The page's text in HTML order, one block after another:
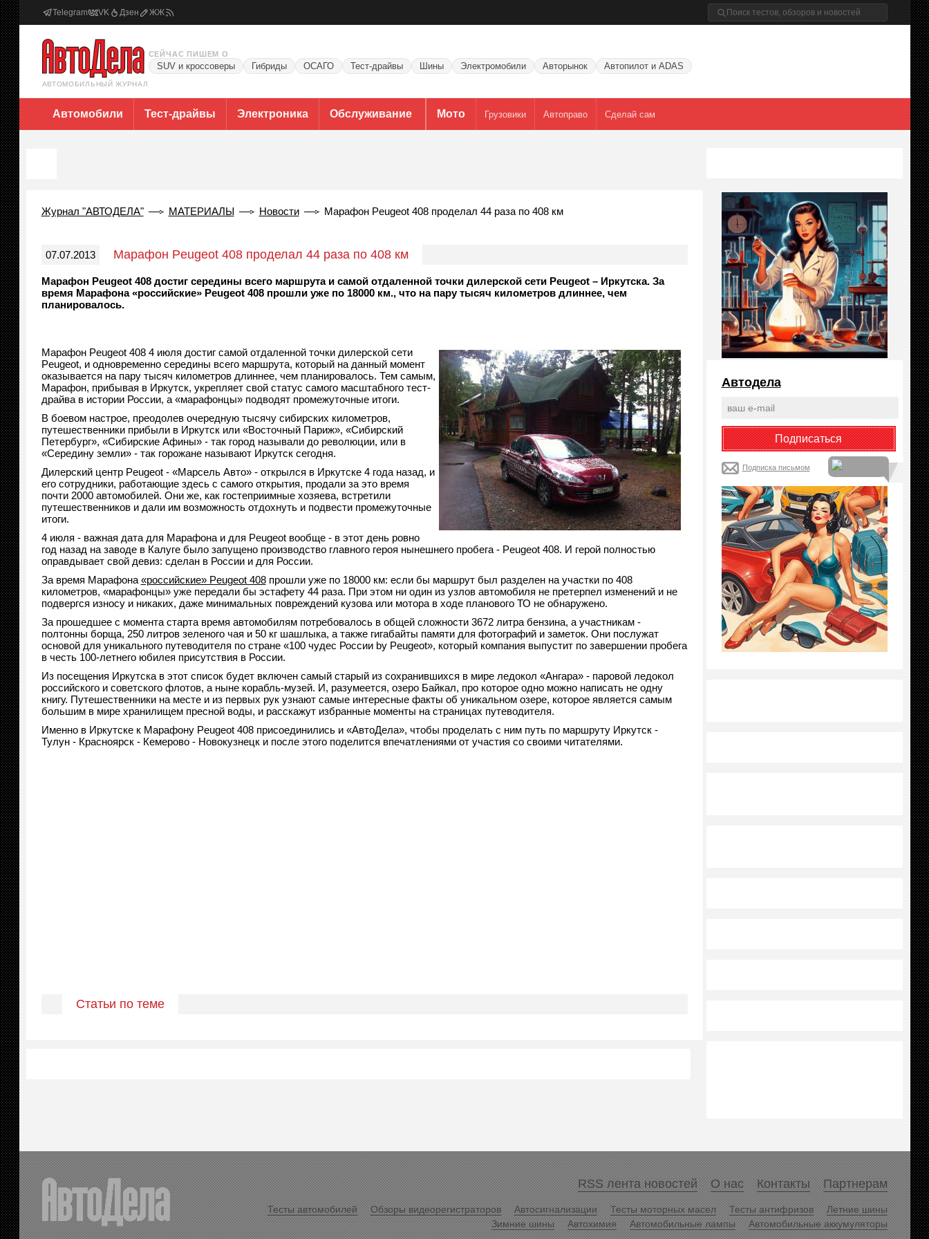
Telegram VK Дзен ЖЖ
АВТОМОБИЛЬНЫЙ ЖУРНАЛ
СЕЙЧАС ПИШЕМ О
SUV и кроссоверы Гибриды ОСАГО Тест-драйвы Шины Электромобили Авторынок Автопилот и ADAS
Автомобили Тест-драйвы Электроника Обслуживание Мото Грузовики Автоправо Сделай сам
Журнал "АВТОДЕЛА" МАТЕРИАЛЫ Новости Марафон Peugeot 408 проделал 44 раза по 408 км
07.07.2013 Марафон Peugeot 408 проделал 44 раза по 408 км
Марафон Peugeot 408 достиг середины всего маршрута и самой отдаленной точки дилерской сети Peugeot – Иркутска. За
время Марафона «российские» Peugeot 408 прошли уже по 18000 км., что на пару тысяч километров длиннее, чем
планировалось.
Марафон Peugeot 408 4 июля достиг самой отдаленной точки дилерской сети
Peugeot, и одновременно середины всего маршрута, который на данный момент
оказывается на пару тысяч километров длиннее, чем планировалось. Тем самым,
Марафон, прибывая в Иркутск, укрепляет свой статус самого масштабного тест-
драйва в истории России, а «марафонцы» подводят промежуточные итоги.
В боевом настрое, преодолев очередную тысячу сибирских километров,
путешественники прибыли в Иркутск или «Восточный Париж», «Сибирский
Петербург», «Сибирские Афины» - так город называли до революции, или в
«Середину земли» - так горожане называют Иркутск сегодня.
Дилерский центр Peugeot - «Марсель Авто» - открылся в Иркутске 4 года назад, и
его сотрудники, работающие здесь с самого открытия, продали за это время
почти 2000 автомобилей. Они же, как гостеприимные хозяева, встретили
путешественников и дали им возможность отдохнуть и подвести промежуточные
итоги.
4 июля - важная дата для Марафона и для Peugeot вообще - в этот день ровно
год назад на заводе в Калуге было запущено производство главного героя нынешнего пробега - Peugeot 408. И герой полностью
оправдывает свой девиз: сделан в России и для России.
За время Марафона «российские» Peugeot 408прошли уже по 18000 км: если бы маршрут был разделен на участки по 408
километров, «марафонцы» уже передали бы эстафету 44 раза. При этом ни один из узлов автомобиля не претерпел изменений и не
подвергся износу и никаких, даже минимальных повреждений кузова или мотора в ходе планового ТО не обнаружено.
За прошедшее с момента старта время автомобилям потребовалось в общей сложности 3672 литра бензина, а участникам -
полтонны борща, 250 литров зеленого чая и 50 кг шашлыка, а также гигабайты памяти для фотографий и заметок. Они послужат
основой для уникального путеводителя по стране «100 чудес России by Peugeot», который компания выпустит по завершении пробега
в честь 100-летнего юбилея присутствия в России.
Из посещения Иркутска в этот список будет включен самый старый из сохранившихся в мире ледокол «Ангара» - паровой ледокол
российского и советского флотов, а ныне корабль-музей. И, разумеется, озеро Байкал, про которое одно можно написать не одну
книгу. Путешественники на месте и из первых рук узнают самые интересные факты об уникальном озере, которое является самым
большим в мире хранилищем пресной воды, и расскажут избранные моменты на страницах путеводителя.
Именно в Иркутске к Марафону Peugeot 408 присоединились и «АвтоДела», чтобы проделать с ним путь по маршруту Иркутск -
Тулун - Красноярск - Кемерово - Новокузнецк и после этого поделится впечатлениями от участия со своими читателями.
Статьи по теме
Автодела
Подписка письмом
RSS лента новостей О нас Контакты Партнерам
Тесты автомобилей Обзоры видеорегистраторов Автосигнализации Тесты моторных масел Тесты антифризов
Летние шины
Зимние шины
Автохимия Автомобильные лампы Автомобильные аккумуляторы